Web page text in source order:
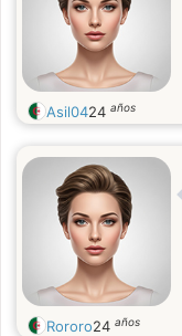
Asil0424 años
Rororo24 años